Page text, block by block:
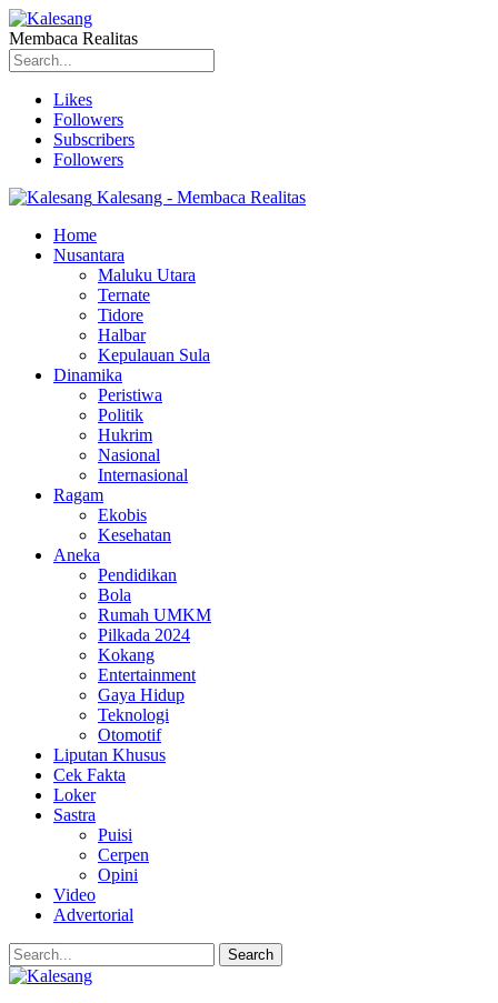
Membaca Realitas
Likes
Followers
Subscribers
Followers
Kalesang - Membaca Realitas
Home
Nusantara
Maluku Utara
Ternate
Tidore
Halbar
Kepulauan Sula
Dinamika
Peristiwa
Politik
Hukrim
Nasional
Internasional
Ragam
Ekobis
Kesehatan
Aneka
Pendidikan
Bola
Rumah UMKM
Pilkada 2024
Kokang
Entertainment
Gaya Hidup
Teknologi
Otomotif
Liputan Khusus
Cek Fakta
Loker
Sastra
Puisi
Cerpen
Opini
Video
Advertorial